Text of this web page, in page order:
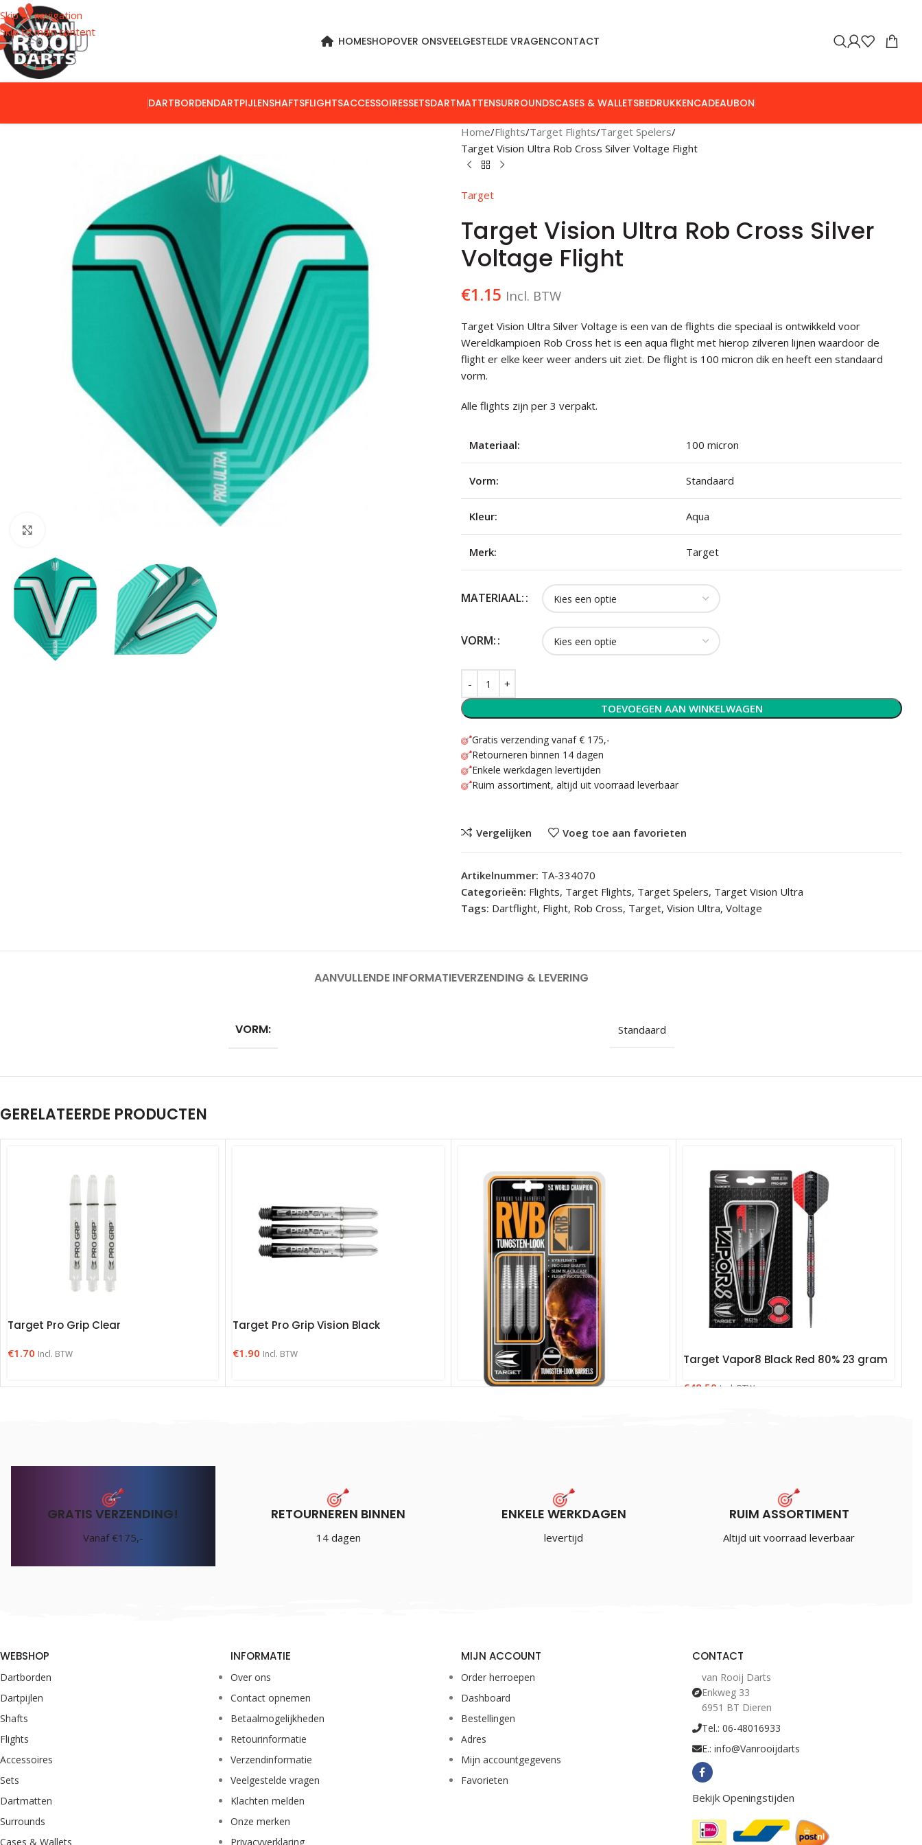
Skip to navigation
Skip to main content
HOMESHOPOVER ONSVEELGESTELDE VRAGENCONTACT
DARTBORDENDARTPIJLENSHAFTSFLIGHTSACCESSOIRESSETSDARTMATTENSURROUNDSCASES & WALLETSBEDRUKKENCADEAUBON
Home Flights Target Flights Target Spelers
Target Vision Ultra Rob Cross Silver Voltage Flight
Target
Target Vision Ultra Rob Cross Silver
Voltage Flight
€1.15 Incl. BTW
Target Vision Ultra Silver Voltage is een van de flights die speciaal is ontwikkeld voor
Wereldkampioen Rob Cross het is een aqua flight met hierop zilveren lijnen waardoor de
flight er elke keer weer anders uit ziet. De flight is 100 micron dik en heeft een standaard
vorm.
Alle flights zijn per 3 verpakt.
Materiaal: 100 micron
Vorm: Standaard
Kleur: Aqua
Merk: Target
MATERIAAL:
VORM:
TOEVOEGEN AAN WINKELWAGEN
Gratis verzending vanaf € 175,-
Retourneren binnen 14 dagen
Enkele werkdagen levertijden
Ruim assortiment, altijd uit voorraad leverbaar
Vergelijken Voeg toe aan favorieten
Artikelnummer: TA-334070
Categorieën: Flights, Target Flights, Target Spelers, Target Vision Ultra
Tags: Dartflight, Flight, Rob Cross, Target, Vision Ultra, Voltage
AANVULLENDE INFORMATIEVERZENDING & LEVERING
VORM: Standaard
GERELATEERDE PRODUCTEN
Target Pro Grip Clear
€1.70 Incl. BTW
Target Pro Grip Vision Black
€1.90 Incl. BTW Target Vapor8 Black Red 80% 23 gram
€48.50 Incl. BTW
GRATIS VERZENDING!
Vanaf €175,-
RETOURNEREN BINNEN
14 dagen
ENKELE WERKDAGEN
levertijd
RUIM ASSORTIMENT
Altijd uit voorraad leverbaar
WEBSHOP
Dartborden
Dartpijlen
Shafts
Flights
Accessoires
Sets
Dartmatten
Surrounds
Cases & Wallets
INFORMATIE
Over ons
Contact opnemen
Betaalmogelijkheden
Retourinformatie
Verzendinformatie
Veelgestelde vragen
Klachten melden
Onze merken
Privacyverklaring
MIJN ACCOUNT
Order herroepen
Dashboard
Bestellingen
Adres
Mijn accountgegevens
Favorieten
CONTACT
van Rooij Darts
Enkweg 33
6951 BT Dieren
Tel.: 06-48016933
E.: info@Vanrooijdarts
Bekijk Openingstijden